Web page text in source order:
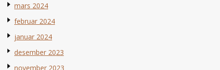
mars 2024
februar 2024
januar 2024
desember 2023
november 2023